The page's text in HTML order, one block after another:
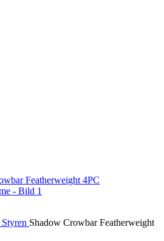
Styren Shadow Crowbar Featherweight